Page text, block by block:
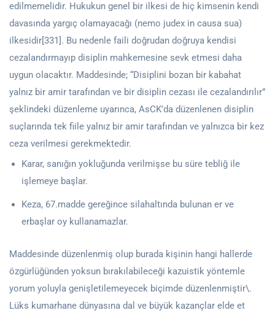
edilmemelidir. Hukukun genel bir ilkesi de hiç kimsenin kendi
davasında yargıç olamayacağı (nemo judex in causa sua)
ilkesidir[331]. Bu nedenle faili doğrudan doğruya kendisi
cezalandırmayıp disiplin mahkemesine sevk etmesi daha
uygun olacaktır. Maddesinde; “Disiplini bozan bir kabahat
yalnız bir amir tarafından ve bir disiplin cezası ile cezalandırılır”
şeklindeki düzenleme uyarınca, AsCK’da düzenlenen disiplin
suçlarında tek fiile yalnız bir amir tarafından ve yalnızca bir kez
ceza verilmesi gerekmektedir.
Karar, sanığın yokluğunda verilmişse bu süre tebliğ ile
işlemeye başlar.
Keza, 67.madde gereğince silahaltında bulunan er ve
erbaşlar oy kullanamazlar.
Maddesinde düzenlenmiş olup burada kişinin hangi hallerde
özgürlüğünden yoksun bırakılabileceği kazuistik yöntemle
yorum yoluyla genişletilemeyecek biçimde düzenlenmiştir\.
Lüks kumarhane dünyasına dal ve büyük kazançlar elde et